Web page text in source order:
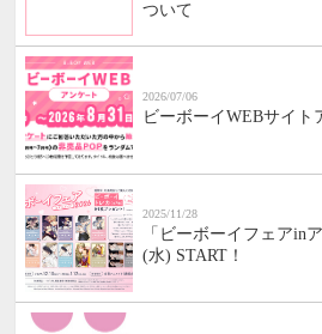
ついて
2026/07/06
ビーボーイWEBサイト
2025/11/28
「ビーボーイフェアin
(水) START！